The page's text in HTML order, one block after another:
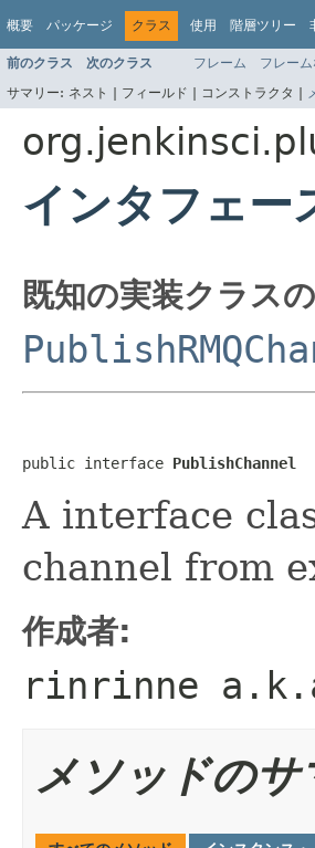
概要 パッケージ クラス 使用 階層ツリー
前のクラス 次のクラス フレーム フレーム
サマリー: ネスト | フィールド | コンストラクタ |
インタフェ
既知の実装クラス
public interface PublishChannel
A interface
channel from
作成者:
rinrinne
メソッドのサ